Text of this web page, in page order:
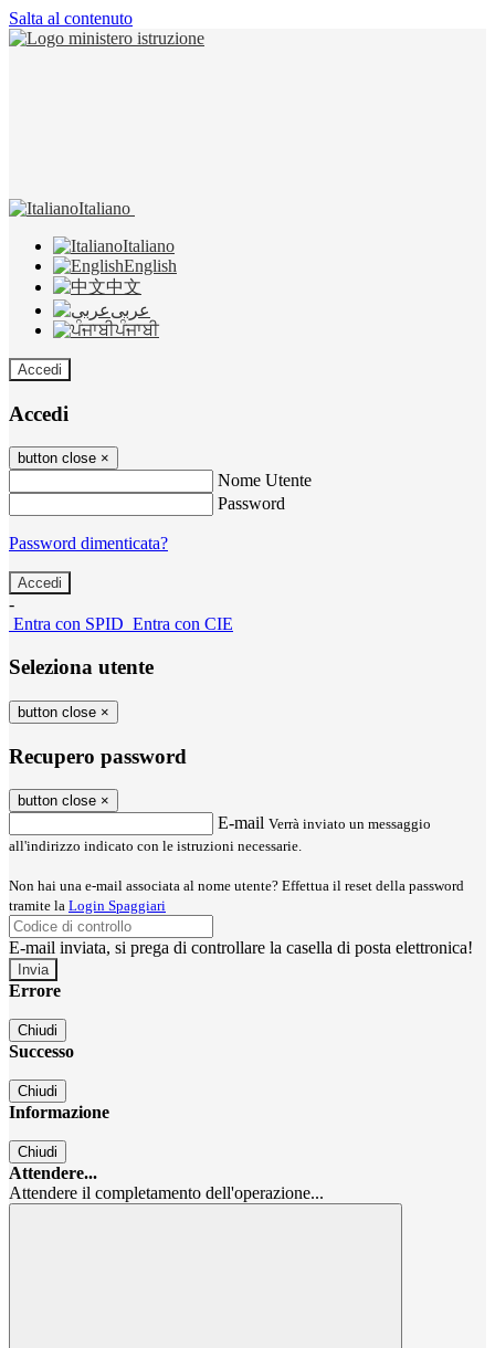
Salta al contenuto
Italiano
Italiano
English
中文
عربى
ਪੰਜਾਬੀ
Accedi
Accedi
button close ×
Nome Utente
Password
Password dimenticata?
-
Entra con SPID Entra con CIE
Seleziona utente
button close ×
Recupero password
button close ×
E-mail Verrà inviato un messaggio
all'indirizzo indicato con le istruzioni necessarie.
Non hai una e-mail associata al nome utente? Effettua il reset della password
tramite la Login Spaggiari
E-mail inviata, si prega di controllare la casella di posta elettronica!
Errore
Chiudi
Successo
Chiudi
Informazione
Chiudi
Attendere...
Attendere il completamento dell'operazione...